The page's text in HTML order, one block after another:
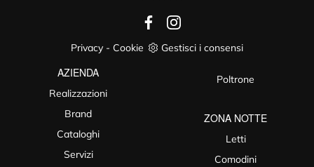
Privacy - Cookie Gestisci i consensi
AZIENDA
Realizzazioni
Brand
Cataloghi
Servizi
Poltrone
ZONA NOTTE
Letti
Comodini